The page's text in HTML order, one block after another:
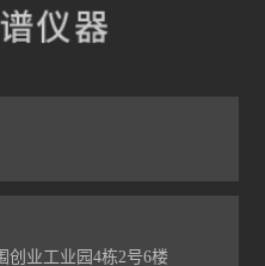
创业工业园4栋2号6楼